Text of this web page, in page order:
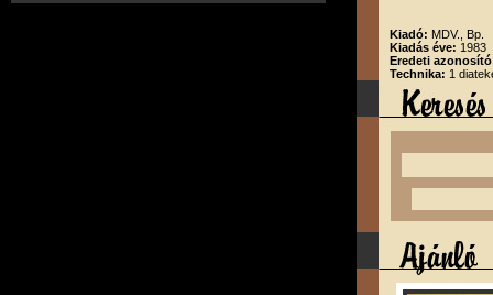
Kiadó: MDV., Bp.
Kiadás éve: 1983
Eredeti
Technika: 1